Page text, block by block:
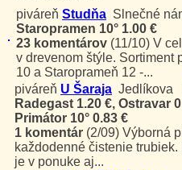
piváreň Studňa Slnečné
Staropramen 10° 1.00 €
23 komentárov (11/10) V
v drevenom štýle. Sortiment
10 a Staroprameň 12 -...
piváreň U Šaraja Jedlíkova
Radegast 1.20 €, Ostravar
Primátor 10° 0.83 €
1 komentár (2/09) Výborná
každodenné čistenie
je v ponuke aj...